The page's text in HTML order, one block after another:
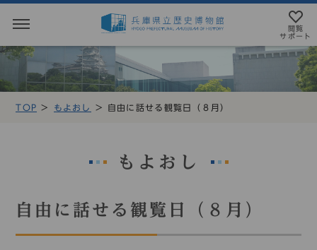
TOP もよおし 自由に話せる観覧日（８月）
もよおし
自由に話せる観覧日（８月）
閲覧
サポート
アクセス
閲覧サポート
音声読み上げについて